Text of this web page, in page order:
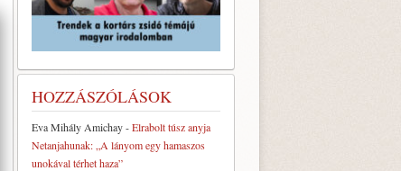
HOZZÁSZÓLÁSOK
Eva Mihály Amichay-Elrabolt túsz anyja
Netanjahunak: „A lányom egy hamaszos
unokával térhet haza”